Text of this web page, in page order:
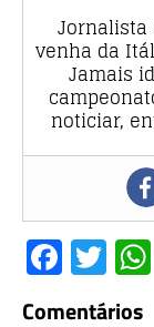
Jornalista
venha da
Jamais
noticiar,
F
a
T
w
Comentários